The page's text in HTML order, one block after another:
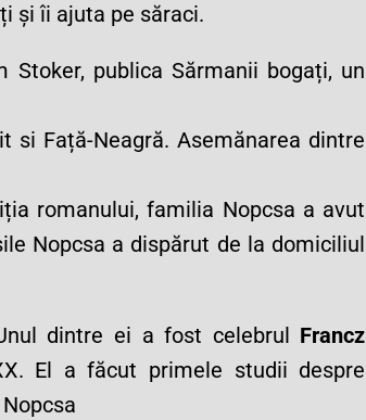
și îi ajuta pe săraci.
publica Sărmanii bogați, un
si Față-Neagră. Asemănarea dintre
romanului, familia Nopcsa a avut
Nopcsa a dispărut de la domiciliul
dintre ei a fost celebrul Francz
El a făcut primele studii despre